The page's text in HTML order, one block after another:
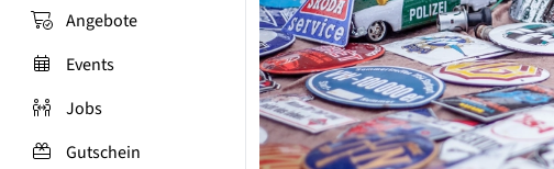
Angebote
Events
Jobs
Gutschein